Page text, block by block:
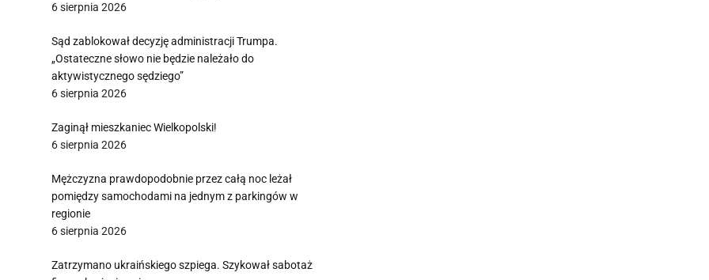
6 sierpnia 2026
Sąd zablokował decyzję administracji Trumpa.
„Ostateczne słowo nie będzie należało do
aktywistycznego sędziego”
6 sierpnia 2026
Zaginął mieszkaniec Wielkopolski!
6 sierpnia 2026
Mężczyzna prawdopodobnie przez całą noc leżał
pomiędzy samochodami na jednym z parkingów w
regionie
6 sierpnia 2026
Zatrzymano ukraińskiego szpiega. Szykował sabotaż